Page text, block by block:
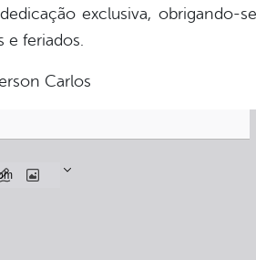
exclusiva, obrigando-
e feriados.
Carlos